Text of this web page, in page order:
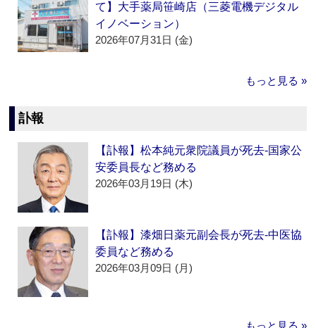
て】大手薬局笹崎店（三菱電機デジタル
イノベーション）
2026年07月31日 (金)
もっと見る »
訃報
【訃報】松本純元衆院議員が死去‐国家公
安委員長など務める
2026年03月19日 (木)
【訃報】漆畑日薬元副会長が死去‐中医協
委員など務める
2026年03月09日 (月)